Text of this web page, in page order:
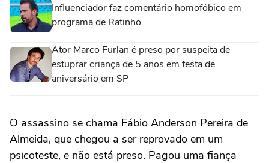
Influenciador faz comentário homofóbico em
programa de Ratinho
Ator Marco Furlan é preso por suspeita de
estuprar criança de 5 anos em festa de
aniversário em SP
O assassino se chama Fábio Anderson Pereira de
Almeida, que chegou a ser reprovado em um
psicoteste, e não está preso. Pagou uma fiança